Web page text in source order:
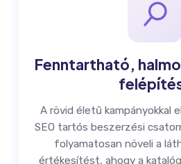
Fenntartható,
A rövid életű kampányokkal
SEO tartós beszerzési
folyamatosan növeli a
értékesítést, ahogy a